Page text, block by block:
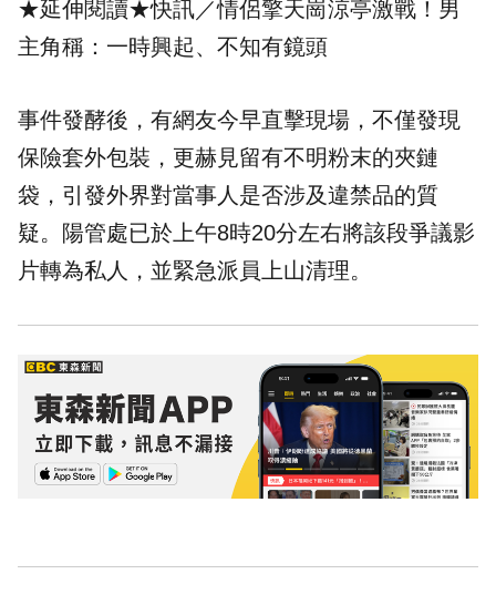
★延伸閱讀★快訊／情侶擎天崗涼亭激戰！男
主角稱：一時興起、不知有鏡頭
事件發酵後，有網友今早直擊現場，不僅發現
保險套外包裝，更赫見留有不明粉末的夾鏈
袋 ，引發外界對當事人是否涉及違禁品的質
疑。陽管處已於上午8時20分左右將該段爭議影
片轉為私人，並緊急派員上山清理。